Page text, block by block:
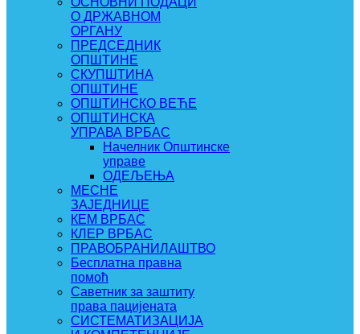
О ДРЖАВНОМ
ОРГАНУ
ПРЕДСЕДНИК
ОПШТИНЕ
СКУПШТИНА
ОПШТИНЕ
ОПШТИНСКО ВЕЋЕ
ОПШТИНСКА
УПРАВА ВРБАС
Начелник Општинске
управе
ОДЕЉЕЊА
МЕСНЕ
ЗАЈЕДНИЦЕ
КЕМ ВРБАС
КЛЕР ВРБАС
ПРАВОБРАНИЛАШТВО
Бесплатна правна
помоћ
Саветник за заштиту
права пацијената
СИСТЕМАТИЗАЦИЈА